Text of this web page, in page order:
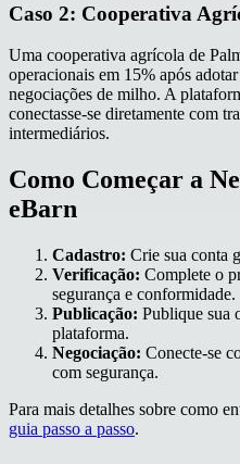
Caso 2: Cooperativa
Uma cooperativa agrícola de
operacionais em 15% após
negociações de milho. A
conectasse-se diretamente com
intermediários.
Como Começar a
eBarn
Cadastro: Crie sua conta
Verificação: Complete o
segurança e conformidade.
Publicação: Publique sua
plataforma.
Negociação: Conecte-se
com segurança.
Para mais detalhes sobre como
guia passo a passo.